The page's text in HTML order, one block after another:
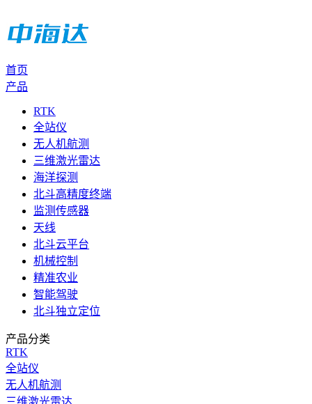
首页
产品
RTK
全站仪
无人机航测
三维激光雷达
海洋探测
北斗高精度终端
监测传感器
天线
北斗云平台
机械控制
精准农业
智能驾驶
北斗独立定位
产品分类
RTK
全站仪
无人机航测
三维激光雷达